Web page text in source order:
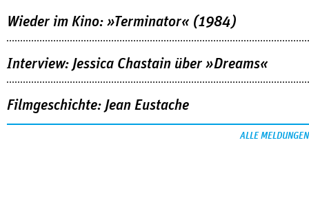
Wieder im Kino: »Terminator« (1984)
Interview: Jessica Chastain über »Dreams«
Filmgeschichte: Jean Eustache
ALLE MELDUNGEN